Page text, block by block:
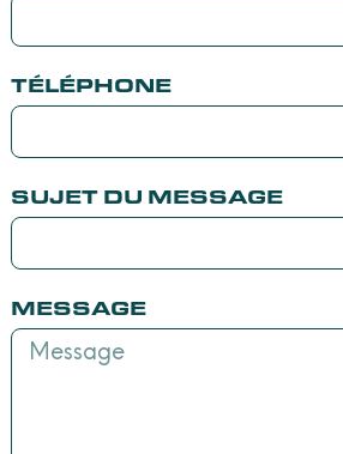
TÉLÉPHONE
SUJET DU MESSAGE
MESSAGE